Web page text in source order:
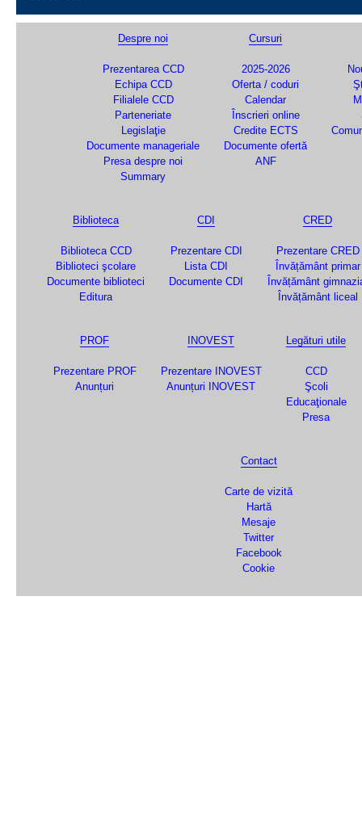
Despre noi
Prezentarea CCD
Echipa CCD
Filialele CCD
Parteneriate
Legislaţie
Documente manageriale
Presa despre noi
Summary
Cursuri
2025-2026
Oferta / coduri
Calendar
Înscrieri online
Credite ECTS
Documente ofertă
ANF
Biblioteca
Biblioteca CCD
Biblioteci şcolare
Documente biblioteci
Editura
CDI
Prezentare CDI
Lista CDI
Documente CDI
CRED
Prezentare CRED
Învățământ primar
Învățământ
Învățământ liceal
PROF
Prezentare PROF
Anunțuri
INOVEST
Prezentare INOVEST
Anunțuri INOVEST
Legături utile
CCD
Şcoli
Educaţionale
Presa
Contact
Carte de vizită
Hartă
Mesaje
Twitter
Facebook
Cookie